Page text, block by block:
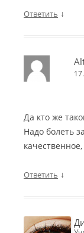
Ответить ↓
Да кто же
Надо болеть
Ответить ↓